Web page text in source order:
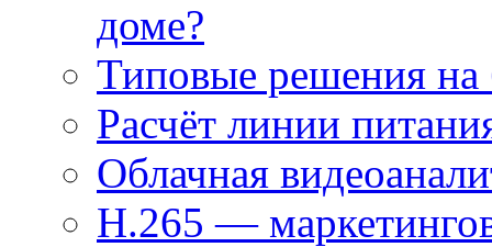
доме?
Типовые решения на
Расчёт линии
Облачная
H.265 —